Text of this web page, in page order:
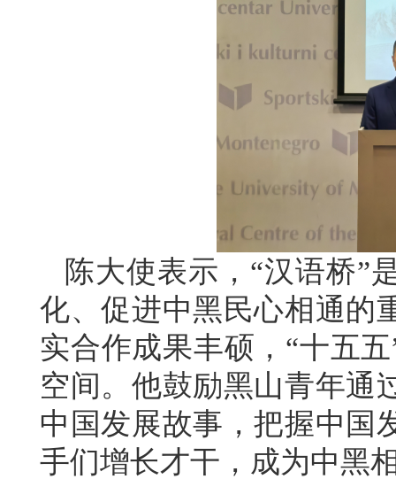
陈大使表示，“汉语桥”
化、促进中黑民心相通的
实合作成果丰硕，“十五
空间。他鼓励黑山青年通
中国发展故事，把握中国
手们增长才干，成为中黑